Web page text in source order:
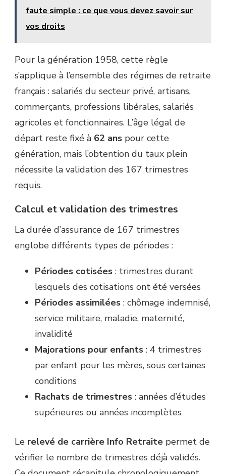
faute simple : ce que vous devez savoir sur
vos droits
Pour la génération 1958, cette règle
s’applique à l’ensemble des régimes de retraite
français : salariés du secteur privé, artisans,
commerçants, professions libérales, salariés
agricoles et fonctionnaires. L’âge légal de
départ reste fixé à 62 ans pour cette
génération, mais l’obtention du taux plein
nécessite la validation des 167 trimestres
requis.
Calcul et validation des trimestres
La durée d’assurance de 167 trimestres
englobe différents types de périodes :
Périodes cotisées : trimestres durant
lesquels des cotisations ont été versées
Périodes assimilées : chômage indemnisé,
service militaire, maladie, maternité,
invalidité
Majorations pour enfants : 4 trimestres
par enfant pour les mères, sous certaines
conditions
Rachats de trimestres : années d’études
supérieures ou années incomplètes
Le relevé de carrière Info Retraite permet de
vérifier le nombre de trimestres déjà validés.